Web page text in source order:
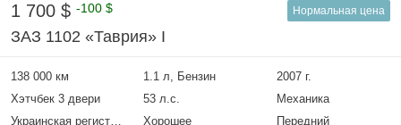
1 700 $ -100 $ Нормальная цена
ЗАЗ 1102 «Таврия» I
138 000 км 1.1 л, Бензин
2007 г.
Хэтчбек 3 двери
53 л.с.
Механика
Украинская регистрация
Хорошее Передний